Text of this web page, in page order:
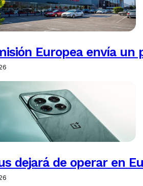
Europea envía un
dejará de operar en